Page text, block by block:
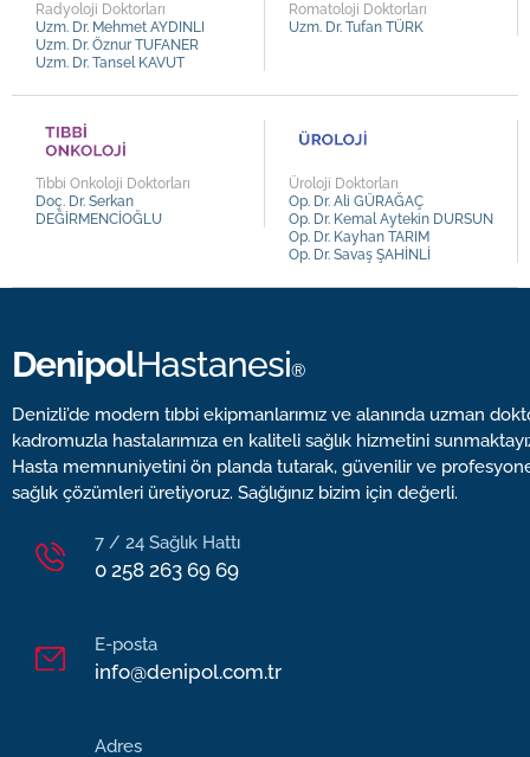
DenipolHastanesi®
Denizli’de modern tıbbi ekipmanlarımız ve alanında uzman
kadromuzla hastalarımıza en kaliteli sağlık hizmetini
Hasta memnuniyetini ön planda tutarak, güvenilir ve
sağlık çözümleri üretiyoruz. Sağlığınız bizim için değerli.
7 / 24 Sağlık Hattı
0 258 263 69 69
E-posta
info@denipol.com.tr
Adres
Radyoloji Doktorları
Uzm. Dr. Mehmet AYDINLI
Uzm. Dr. Öznur TUFANER
Uzm. Dr. Tansel KAVUT
Romatoloji Doktorları
Uzm. Dr. Tufan TÜRK
Tıbbi Onkoloji Doktorları
Doç. Dr. Serkan
DEĞİRMENCİOĞLU
Üroloji Doktorları
Op. Dr. Ali GÜRAĞAÇ
Op. Dr. Kemal Aytekin DURSUN
Op. Dr. Kayhan TARIM
Op. Dr. Savaş ŞAHİNLİ